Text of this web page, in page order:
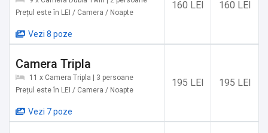
Prețul este în LEI / Camera / Noapte
Vezi 8 poze
160 LEI 160 LEI
Camera Tripla
11 x Camera Tripla | 3 persoane
Prețul este în LEI / Camera / Noapte
Vezi 7 poze
195 LEI 195 LEI